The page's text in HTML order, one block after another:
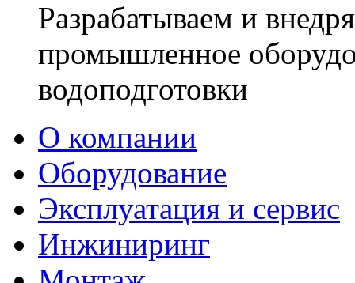
Разрабатываем и
промышленное
водоподготовки
О компании
Оборудование
Эксплуатация и сервис
Инжиниринг